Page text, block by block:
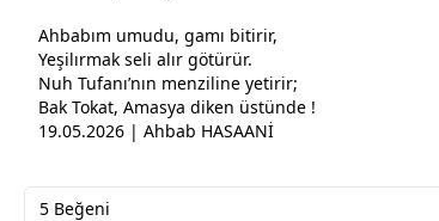
​Ahbabım umudu, gamı bitirir,
Yeşilırmak seli alır götürür.
Nuh Tufanı’nın menziline yetirir;
Bak Tokat, Amasya diken üstünde !
19.05.2026 | Ahbab HASAANİ
5 Beğeni